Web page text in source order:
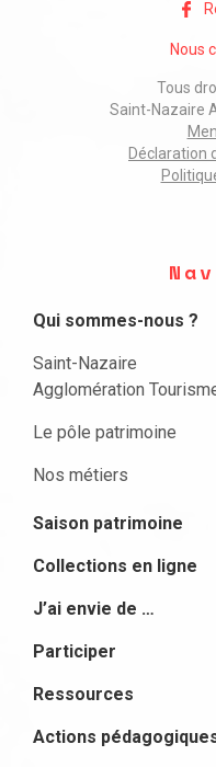
Nous
Tous
Saint-Nazaire
Déclaration
Qui sommes-nous ?
Saint-Nazaire
Agglomération
Le pôle patrimoine
Nos métiers
Saison patrimoine
Collections en ligne
J’ai envie de …
Participer
Ressources
Actions